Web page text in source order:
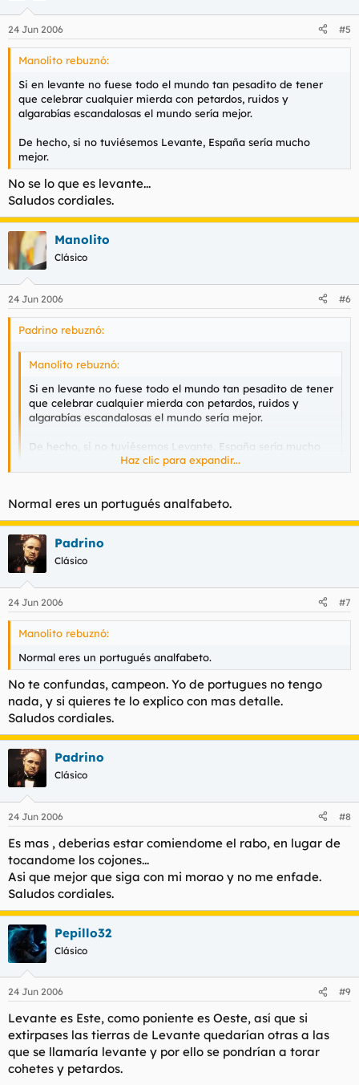
24 Jun 2006 #5
Manolito rebuznó:
Si en levante no fuese todo el mundo tan pesadito de tener
que celebrar cualquier mierda con petardos, ruidos y
algarabías escandalosas el mundo sería mejor.
De hecho, si no tuviésemos Levante, España sería mucho
mejor.
No se lo que es levante...
Saludos cordiales.
Manolito
Clásico
24 Jun 2006 #6
Padrino rebuznó:
Manolito rebuznó:
Si en levante no fuese todo el mundo tan pesadito de tener
que celebrar cualquier mierda con petardos, ruidos y
algarabías escandalosas el mundo sería mejor.
De hecho, si no tuviésemos Levante, España sería mucho
Haz clic para expandir...
Saludos cordiales.
Haz clic para expandir...
Normal eres un portugués analfabeto.
Padrino
Clásico
24 Jun 2006 #7
Manolito rebuznó:
Normal eres un portugués analfabeto.
No te confundas, campeon. Yo de portugues no tengo
nada, y si quieres te lo explico con mas detalle.
Saludos cordiales.
Padrino
Clásico
24 Jun 2006 #8
Es mas , deberias estar comiendome el rabo, en lugar de
tocandome los cojones...
Asi que mejor que siga con mi morao y no me enfade.
Saludos cordiales.
Pepillo32
Clásico
24 Jun 2006 #9
Levante es Este, como poniente es Oeste, así que si
extirpases las tierras de Levante quedarían otras a las
que se llamaría levante y por ello se pondrían a torar
cohetes y petardos.